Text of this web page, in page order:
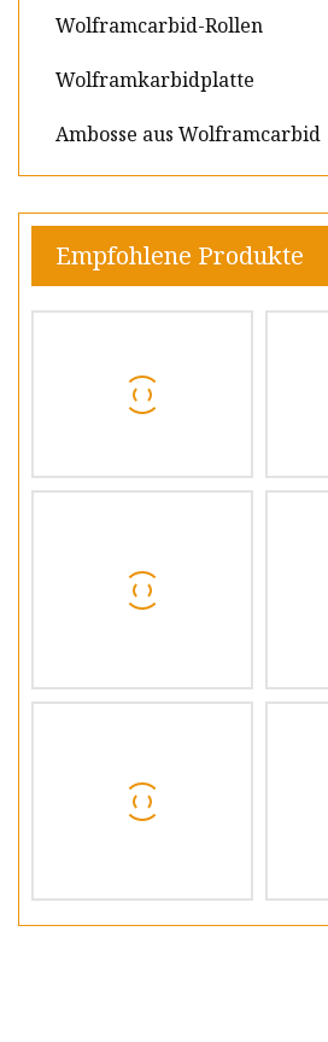
Wolframcarbid-Rollen
Wolframkarbidplatte
Ambosse aus Wolframcarbid
Empfohlene Produkte